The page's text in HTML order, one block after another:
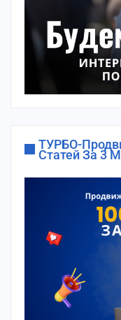
ТУРБО-
Статей За 3